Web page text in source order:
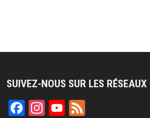
SUIVEZ-NOUS SUR LES
Facebook
Instagram
YouTube
Feed